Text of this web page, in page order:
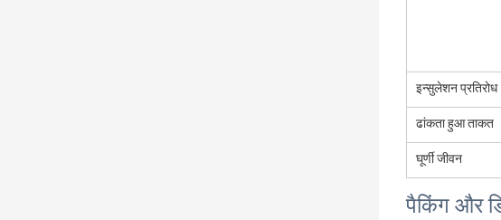
इन्सुलेशन प्रतिरोध
ढांकता हुआ ताकत
घूर्णी जीवन
पैकिंग और